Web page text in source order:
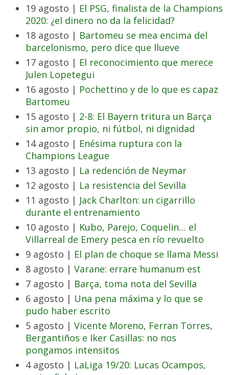
19 agosto | El PSG, finalista de la Champions
2020: ¿el dinero no da la felicidad?
18 agosto | Bartomeu se mea encima del
barcelonismo, pero dice que llueve
17 agosto | El reconocimiento que merece
Julen Lopetegui
16 agosto | Pochettino y de lo que es capaz
Bartomeu
15 agosto | 2-8: El Bayern tritura un Barça
sin amor propio, ni fútbol, ni dignidad
14 agosto | Enésima ruptura con la
Champions League
13 agosto | La redención de Neymar
12 agosto | La resistencia del Sevilla
11 agosto | Jack Charlton: un cigarrillo
durante el entrenamiento
10 agosto | Kubo, Parejo, Coquelin… el
Villarreal de Emery pesca en río revuelto
9 agosto | El plan de choque se llama Messi
8 agosto | Varane: errare humanum est
7 agosto | Barça, toma nota del Sevilla
6 agosto | Una pena máxima y lo que se
pudo haber escrito
5 agosto | Vicente Moreno, Ferran Torres,
Bergantiños e Iker Casillas: no nos
pongamos intensitos
4 agosto | LaLiga 19/20: Lucas Ocampos,